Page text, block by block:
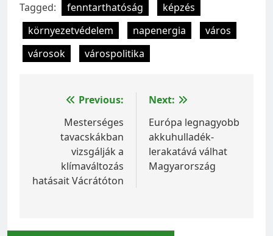
Tagged: fenntarthatóság
képzés
környezetvédelem
napenergia
város
városok
várospolitika
Bejegyzés
navigáció
Previous:
Mesterséges
tavacskákban
vizsgálják a
klímaváltozás
hatásait Vácrátóton
Next:
Európa legnagyobb
akkuhulladék-
lerakatává válhat
Magyarország